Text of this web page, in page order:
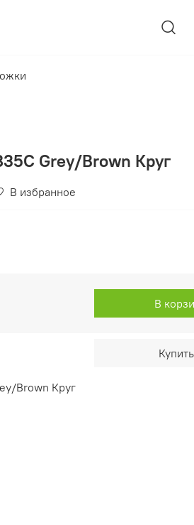
Grey/Brown Круг
В избранное
В
Brown Круг